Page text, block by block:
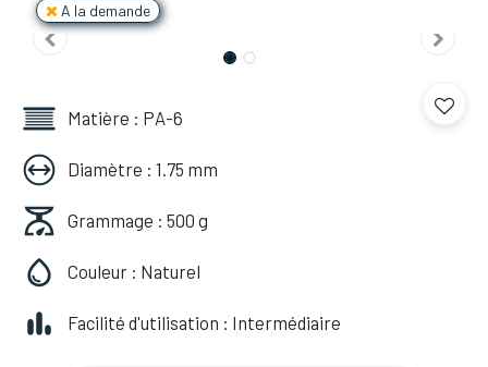
A la demande
Matière : PA-6
Diamètre : 1.75 mm
Grammage : 500 g
Couleur : Naturel
Facilité d'utilisation : Intermédiaire